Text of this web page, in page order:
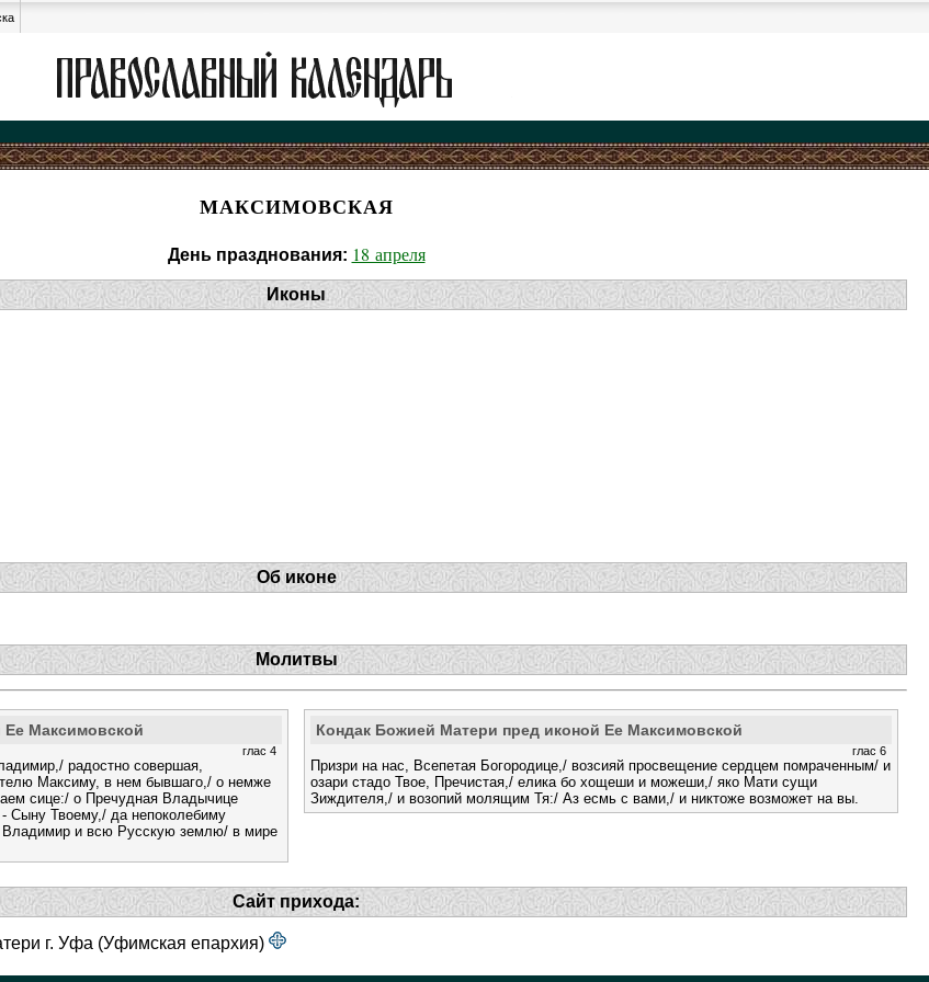
МАКСИМОВСКАЯ
День празднования: 18 апреля
Иконы
Об иконе
Молитвы
Максимовской
глас 4
радостно совершая,
Максиму, в нем бывшаго,/ о немже
сице:/ о Пречудная Владычице
Сыну Твоему,/ да непоколебиму
Владимир и всю Русскую землю/ в мире
Кондак Божией Матери пред иконой Ее Максимовской
глас 6
Призри на нас, Всепетая Богородице,/ возсияй просвещение сердцем помраченным/ и
озари стадо Твое, Пречистая,/ елика бо хощеши и можеши,/ яко Мати сущи
Зиждителя,/ и возопий молящим Тя:/ Аз есмь с вами,/ и никтоже возможет на вы.
Сайт прихода:
г. Уфа (Уфимская епархия)